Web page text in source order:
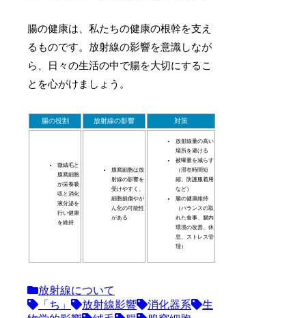
腸の健康は、私たちの健康の根幹を支え
るものです。放射線の影響を意識しなが
ら、日々の生活の中で腸を大切にするこ
とを心がけましょう。
腸の役割 放射線の影響 対策
微絨毛と
腺窩細胞
が栄養吸
収と消化
液分泌を
行い健康
を維持
腺窩細胞は放
射線の影響を
受けやすく、
細胞損傷やが
ん化の可能性
がある
放射線量の高い
場所を避ける
被曝量を減らす
（滞在時間短
縮、防護服着用
など）
腸の健康維持
（バランスの取
れた食事、腸内
環境の改善、休
息、ストレス管
理）
放射線について
「ち」
放射線影響 消化器系
生